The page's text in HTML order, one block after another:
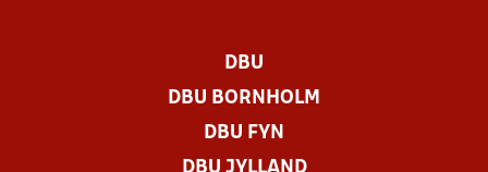
DBU
DBU BORNHOLM
DBU FYN